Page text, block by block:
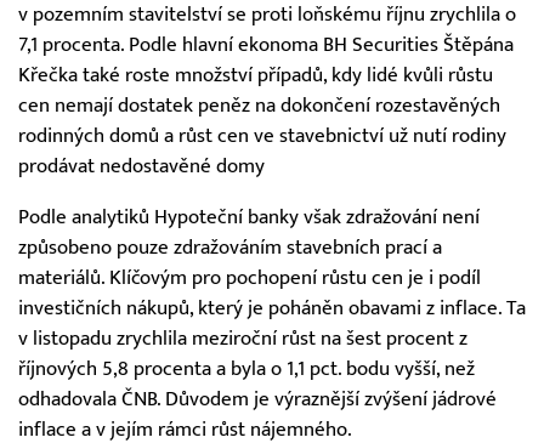
v pozemním stavitelství se proti loňskému říjnu zrychlila o
7,1 procenta. Podle hlavní ekonoma BH Securities Štěpána
Křečka také roste množství případů, kdy lidé kvůli růstu
cen nemají dostatek peněz na dokončení rozestavěných
rodinných domů a růst cen ve stavebnictví už nutí rodiny
prodávat nedostavěné domy
Podle analytiků Hypoteční banky však zdražování není
způsobeno pouze zdražováním stavebních prací a
materiálů. Klíčovým pro pochopení růstu cen je i podíl
investičních nákupů, který je poháněn obavami z inflace. Ta
v listopadu zrychlila meziroční růst na šest procent z
říjnových 5,8 procenta a byla o 1,1 pct. bodu vyšší, než
odhadovala ČNB. Důvodem je výraznější zvýšení jádrové
inflace a v jejím rámci růst nájemného.